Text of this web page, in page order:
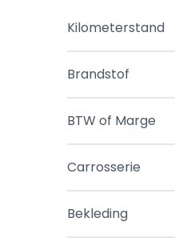
Kilometerstand
Brandstof
BTW of Marge
Carrosserie
Bekleding